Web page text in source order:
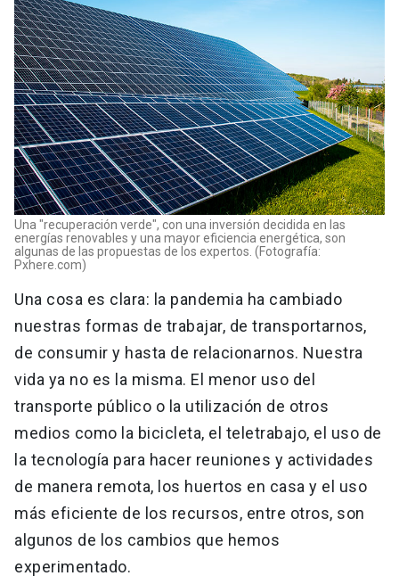
Una "recuperación verde", con una inversión decidida en las
energías renovables y una mayor eficiencia energética, son
algunas de las propuestas de los expertos. (Fotografía:
Pxhere.com)
Una cosa es clara: la pandemia ha cambiado
nuestras formas de trabajar, de transportarnos,
de consumir y hasta de relacionarnos. Nuestra
vida ya no es la misma. El menor uso del
transporte público o la utilización de otros
medios como la bicicleta, el teletrabajo, el uso de
la tecnología para hacer reuniones y actividades
de manera remota, los huertos en casa y el uso
más eficiente de los recursos, entre otros, son
algunos de los cambios que hemos
experimentado.